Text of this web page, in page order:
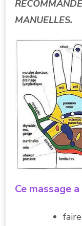
MANUELLES.
Ce massage